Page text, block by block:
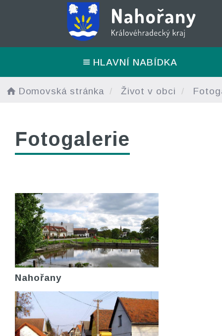
HLAVNÍ NABÍDKA
Domovská stránka Život v obci
Fotogalerie
Nahořany